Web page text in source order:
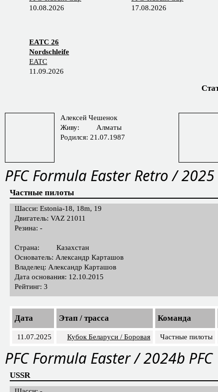
Rd1 Norisring
Rd2 Kinnekulle
EATC 26
Nordschleife
Алексей Чешенок
PFС Formula Easter Retro / 2025
Частные пилоты
Шасси: Estonia-18, 18m, 19
Резина: -
Страна:
Казахстан
Основатель: Александр Карташов
Владелец: Александр Карташов
Дата основания: 12.10.2015
Рейтинг: 3
Дата Этап / трасса Команда
11.07.2025 Кубок Беларуси / Боровая Частные пилоты
PFС Formula Easter / 2024b PFC